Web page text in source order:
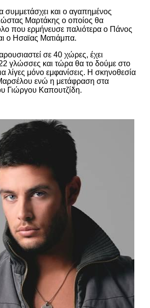
συμμετάσχει και ο αγαπημένος
Μαρτάκης ο οποίος θα
που ερμήνευσε παλιότερα ο Πάνος
ο Ησαϊας Ματιάμπα.
σε 40 χώρες, έχει
γλώσσες και τώρα θα το δούμε στο
λίγες μόνο εμφανίσεις. Η σκηνοθεσία
ενώ η μετάφραση στα
Γιώργου Καπουτζίδη.